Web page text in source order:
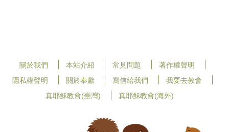
關於我們 本站介紹 常見問題
著作權聲明
隱私權聲明
關於奉獻 寫信給我們
我要去教會
真耶穌教會(臺灣)
真耶穌教會(海外)